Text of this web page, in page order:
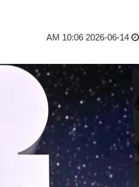
2026-06-14 10:06 AM